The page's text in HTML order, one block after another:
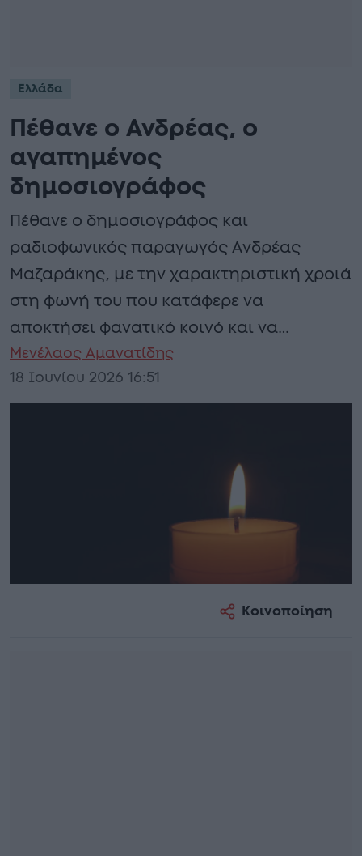
Ελλάδα
Πέθανε ο Ανδρέας, ο
αγαπημένος
δημοσιογράφος
Πέθανε ο δημοσιογράφος και
ραδιοφωνικός παραγωγός Ανδρέας
Μαζαράκης, με την χαρακτηριστική χροιά
στη φωνή του που κατάφερε να
αποκτήσει φανατικό κοινό και να…
Μενέλαος Αμανατίδης
18 Ιουνίου 2026 16:51
Κοινοποίηση